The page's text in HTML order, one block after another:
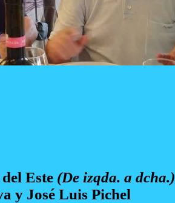
Este (De izqda. a dcha.)
y José Luis Pichel